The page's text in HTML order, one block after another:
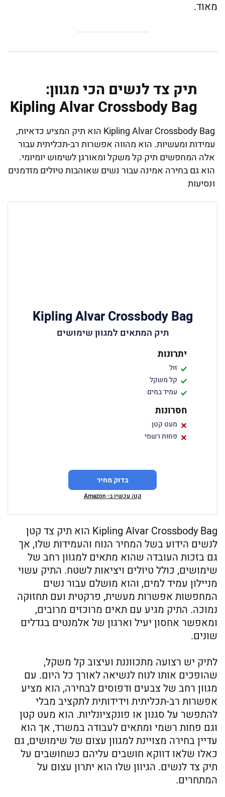
מאוד.
תיק צד לנשים הכי מגוון:
Kipling Alvar Crossbody Bag
Kipling Alvar Crossbody Bag הוא תיק המציע כדאיות,
עמידות ומעשיות. הוא מהווה אפשרות רב-תכליתית עבור
אלה המחפשים תיק קל משקל ומאורגן לשימוש יומיומי.
הוא גם בחירה אמינה עבור נשים שאוהבות טיולים מזדמנים
ונסיעות
Kipling Alvar Crossbody Bag
תיק המתאים למגוון שימושים
יתרונות
זול
קל משקל
עמיד במים
חסרונות
מעט קטן
פחות רשמי
בדוק מחיר
קנה עכשיו ב- Amazon
Kipling Alvar Crossbody Bag הוא תיק צד קטן
לנשים הידוע בשל המחיר הנוח והעמידות שלו, אך
גם בזכות העובדה שהוא מתאים למגוון רחב של
שימושים, כולל טיולים ויציאות לשטח. התיק עשוי
מניילון עמיד למים, והוא מושלם עבור נשים
המחפשות אפשרות מעשית, פרקטית ועם תחזוקה
נמוכה. התיק מגיע עם תאים מרוכזים מרובים,
ומאפשר אחסון יעיל וארגון של אלמנטים בגדלים
שונים.
לתיק יש רצועה מתכווננת ועיצוב קל משקל,
שהופכים אותו לנוח לנשיאה לאורך כל היום. עם
מגוון רחב של צבעים ודפוסים לבחירה, הוא מציע
אפשרות רב-תכליתית וידידותית לתקציב מבלי
להתפשר על סגנון או פונקציונליות. הוא מעט קטן
וגם פחות רשמי ומתאים לעבודה במשרד, אך הוא
עדיין בחירה מצויינת למגוון עצום של שימושים, גם
כאלו שלאו דווקא חושבים עליהם כשחושבים על
תיק צד לנשים. הגיוון שלו הוא יתרון עצום על
המתחרים.